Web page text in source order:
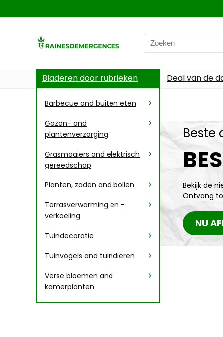
Bladeren door rubrieken
Barbecue and buiten eten
Gazon- and
plantenverzorging
Grasmaaiers and elektrisch
gereedschap
Planten, zaden and bollen
Terrasverwarming en -
verkoeling
Tuindecoratie
Tuinvogels and tuindieren
Verse bloemen and
kamerplanten
Deal van de
Beste
Bekijk de
Ontvang
NU